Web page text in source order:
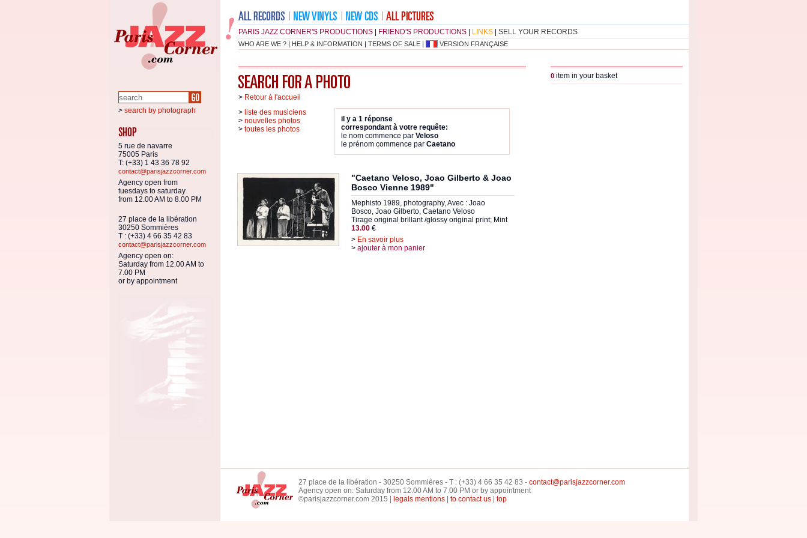
PARIS JAZZ CORNER'S PRODUCTIONS FRIEND'S PRODUCTIONS LINKS SELL YOUR RECORDS
WHO ARE WE ? | HELP & INFORMATION | TERMS OF SALE | VERSION FRANÇAISE
> search by photograph
5 rue de navarre
75005 Paris
T: (+33) 1 43 36 78 92
contact@parisjazzcorner.com
Agency open from
tuesdays to saturday
from 12.00 AM to 8.00 PM
27 place de la libération
30250 Sommières
T : (+33) 4 66 35 42 83
contact@parisjazzcorner.com
Agency open on:
Saturday from 12.00 AM to
7.00 PM
or by appointment
> Retour à l'accueil
> liste des musiciens
> nouvelles photos
> toutes les photos
il y a 1 réponse
correspondant à votre requête:
le nom commence par Veloso
le prénom commence par Caetano
"Caetano Veloso, Joao Gilberto & Joao
Bosco Vienne 1989"
Mephisto 1989, photography, Avec : Joao
Bosco, Joao Gilberto, Caetano Veloso
Tirage original brillant /glossy original print; Mint
13.00 €
> En savoir plus
> ajouter à mon panier
0 item in your basket
27 place de la libération - 30250 Sommières - T : (+33) 4 66 35 42 83 - contact@parisjazzcorner.com
Agency open on: Saturday from 12.00 AM to 7.00 PM or by appointment
©parisjazzcorner.com 2015 |
legals mentions to contact us top